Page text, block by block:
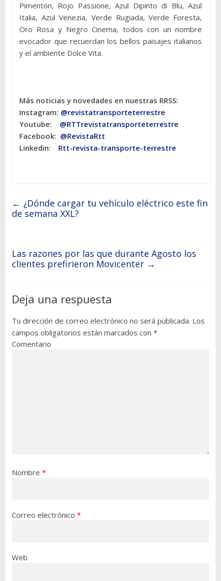
Pimentón, Rojo Passione, Azul Dipinto di Blu, Azul
Italia, Azul Venezia, Verde Rugiada, Verde Foresta,
Oro Rosa y Negro Cinema, todos con un nombre
evocador que recuerdan los bellos paisajes italianos
y el ambiente Dolce Vita.
Más noticias y novedades en nuestras RRSS:
Instagram: @revistatransporteterrestre
Youtube: @RTTrevistatransporteterrestre
Facebook: @RevistaRtt
Linkedin: Rtt-revista-transporte-terrestre
← ¿Dónde cargar tu vehículo eléctrico este fin
de semana XXL?
Las razones por las que durante Agosto los
clientes prefirieron Movicenter →
Deja una respuesta
Tu dirección de correo electrónico no será publicada. Los
campos obligatorios están marcados con *
Comentario
Nombre *
Correo electrónico *
Web